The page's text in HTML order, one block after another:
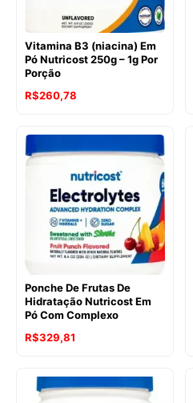
Vitamina B3 (niacina) Em
Pó Nutricost 250g – 1g Por
Porção
R$260,78
Ponche De Frutas De
Hidratação Nutricost Em
Pó Com Complexo
R$329,81